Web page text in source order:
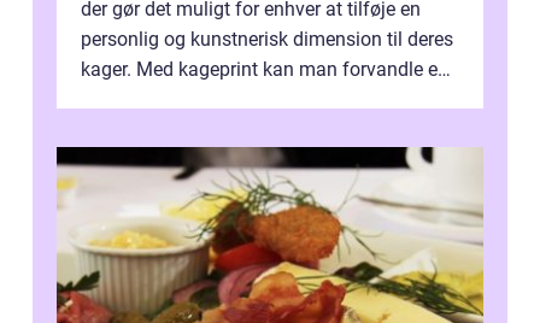
der gør det muligt for enhver at tilføje en
personlig og kunstnerisk dimension til deres
kager. Med kageprint kan man forvandle en